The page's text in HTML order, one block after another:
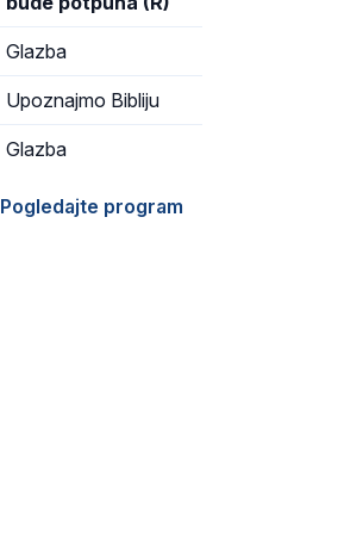
Glazba
Upoznajmo Bibliju
Glazba
Pogledajte program